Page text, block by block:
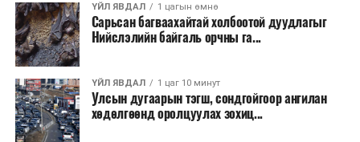
ҮЙЛ ЯВДАЛ 1 цагын өмнө
Сарьсан багваахайтай холбоотой дуудлагыг
Нийслэлийн байгаль орчны га...
ҮЙЛ ЯВДАЛ 1 цаг 10 минут
Улсын дугаарын тэгш, сондгойгоор ангилан
хөдөлгөөнд оролцуулах зохиц...